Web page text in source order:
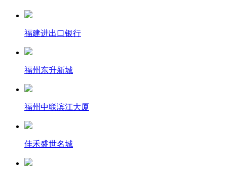
福建进出口银行
福州东升新城
福州中联滨江大厦
佳禾盛世名城